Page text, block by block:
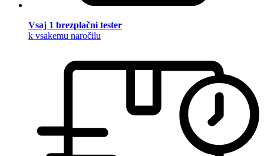
Vsaj 1 brezplačni tester
k vsakemu naročilu